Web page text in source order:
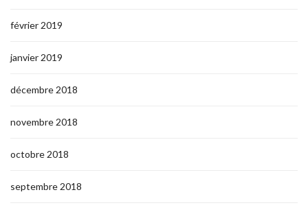
février 2019
janvier 2019
décembre 2018
novembre 2018
octobre 2018
septembre 2018